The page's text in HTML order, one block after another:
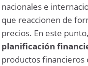
nacionales e
que reaccionen de
precios. En este
planificación
productos financieros